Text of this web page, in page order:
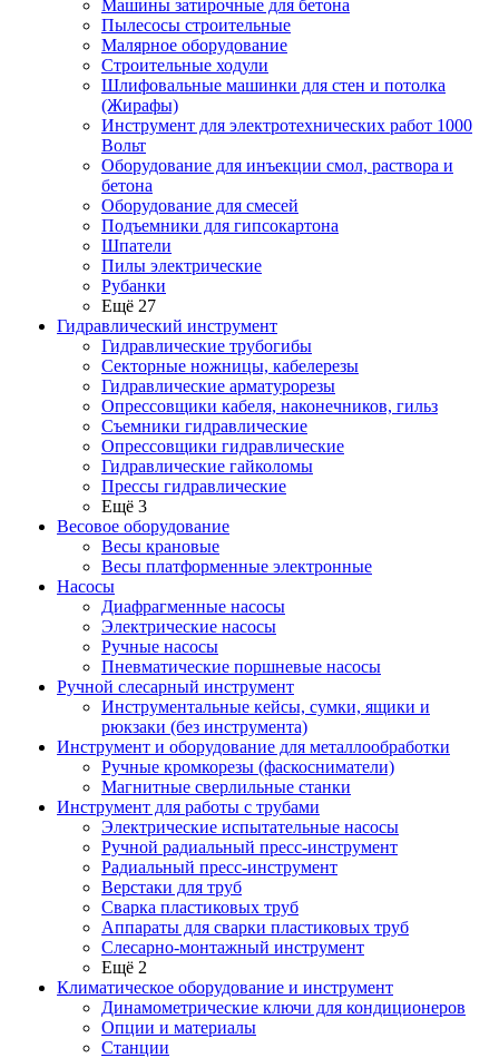
Машины затирочные для бетона
Пылесосы строительные
Малярное оборудование
Строительные ходули
Шлифовальные машинки для стен и потолка
(Жирафы)
Инструмент для электротехнических работ 1000
Вольт
Оборудование для инъекции смол, раствора и
бетона
Оборудование для смесей
Подъемники для гипсокартона
Шпатели
Пилы электрические
Рубанки
Ещё 27
Гидравлический инструмент
Гидравлические трубогибы
Секторные ножницы, кабелерезы
Гидравлические арматурорезы
Опрессовщики кабеля, наконечников, гильз
Съемники гидравлические
Опрессовщики гидравлические
Гидравлические гайколомы
Прессы гидравлические
Ещё 3
Весовое оборудование
Весы крановые
Весы платформенные электронные
Насосы
Диафрагменные насосы
Электрические насосы
Ручные насосы
Пневматические поршневые насосы
Ручной слесарный инструмент
Инструментальные кейсы, сумки, ящики и
рюкзаки (без инструмента)
Инструмент и оборудование для металлообработки
Ручные кромкорезы (фаскосниматели)
Магнитные сверлильные станки
Инструмент для работы с трубами
Электрические испытательные насосы
Ручной радиальный пресс-инструмент
Радиальный пресс-инструмент
Верстаки для труб
Сварка пластиковых труб
Аппараты для сварки пластиковых труб
Слесарно-монтажный инструмент
Ещё 2
Климатическое оборудование и инструмент
Динамометрические ключи для кондиционеров
Опции и материалы
Станции